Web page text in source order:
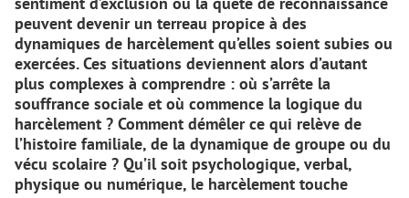
peuvent devenir un terreau propice à des
dynamiques de harcèlement qu’elles soient subies ou
exercées. Ces situations deviennent alors d’autant
plus complexes à comprendre : où s’arrête la
souffrance sociale et où commence la logique du
harcèlement ? Comment démêler ce qui relève de
l’histoire familiale, de la dynamique de groupe ou du
vécu scolaire ? Qu’il soit psychologique, verbal,
physique ou numérique, le harcèlement touche